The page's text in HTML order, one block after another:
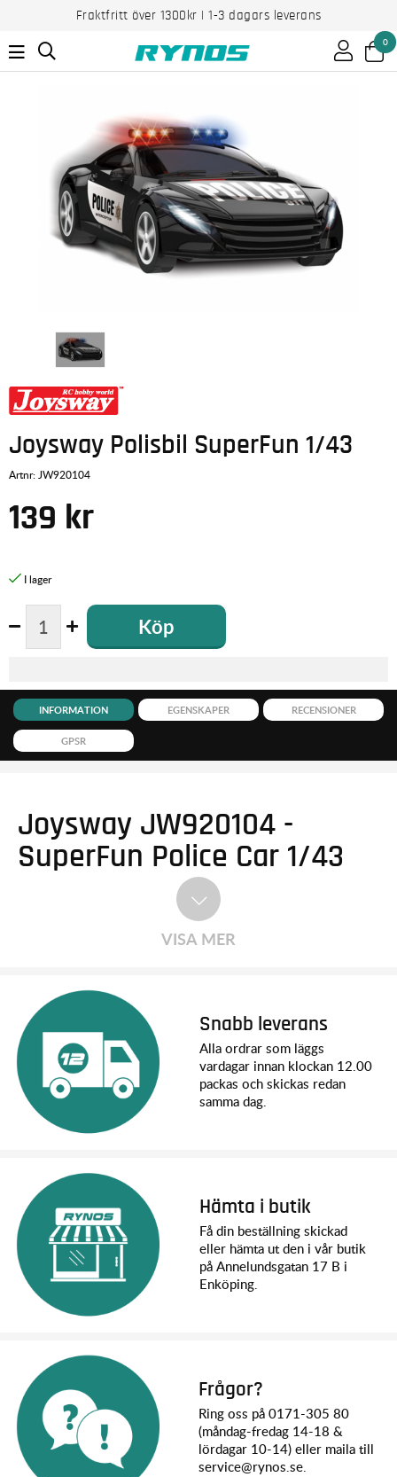
Fraktfritt över 1300kr | 1-3 dagars leverans
0
Joysway Polisbil SuperFun 1/43
Artnr:JW920104
139 kr
Köp
INFORMATION EGENSKAPER RECENSIONER
GPSR
Joysway JW920104 -
SuperFun Police Car 1/43
VISA MER
Snabb leverans
Alla ordrar som läggs
vardagar innan klockan 12.00
packas och skickas redan
samma dag.
Hämta i butik
Få din beställning skickad
eller hämta ut den i vår butik
på Annelundsgatan 17 B i
Enköping.
Frågor?
Ring oss på 0171-305 80
(måndag-fredag 14-18 &
lördagar 10-14) eller maila till
service@rynos.se.